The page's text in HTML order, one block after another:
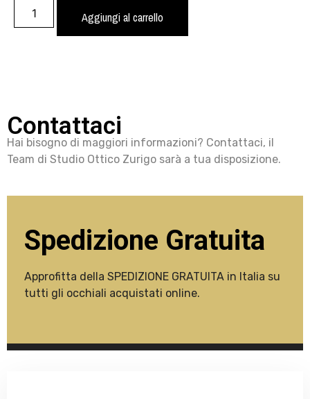
Aggiungi al carrello
Contattaci
Hai bisogno di maggiori informazioni? Contattaci, il
Team di Studio Ottico Zurigo sarà a tua disposizione.
Spedizione Gratuita
Approfitta della SPEDIZIONE GRATUITA in Italia su
tutti gli occhiali acquistati online.